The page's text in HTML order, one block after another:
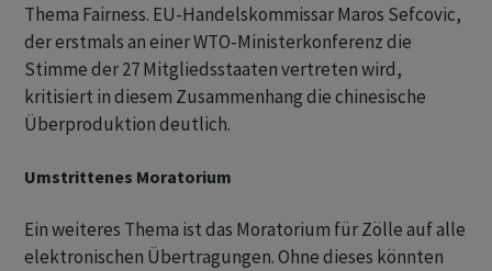
Thema Fairness. EU-Handelskommissar Maros Sefcovic,
der erstmals an einer WTO-Ministerkonferenz die
Stimme der 27 Mitgliedsstaaten vertreten wird,
kritisiert in diesem Zusammenhang die chinesische
Überproduktion deutlich.
Umstrittenes Moratorium
Ein weiteres Thema ist das Moratorium für Zölle auf alle
elektronischen Übertragungen. Ohne dieses könnten